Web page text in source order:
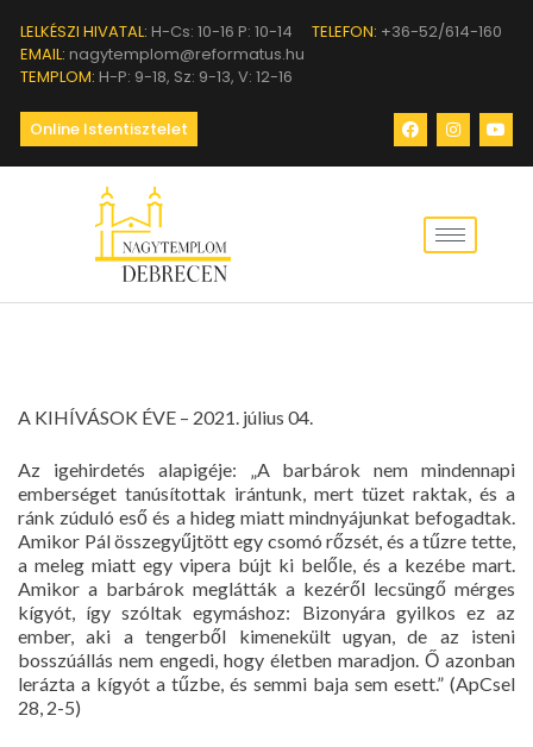
LELKÉSZI HIVATAL: H-Cs: 10-16 P: 10-14 TELEFON: +36-52/614-160
EMAIL: nagytemplom@reformatus.hu
TEMPLOM: H-P: 9-18, Sz: 9-13, V: 12-16
Online Istentisztelet
A KIHÍVÁSOK ÉVE – 2021. július 04.
Az igehirdetés alapigéje: „A barbárok nem mindennapi
emberséget tanúsítottak irántunk, mert tüzet raktak, és a
ránk zúduló eső és a hideg miatt mindnyájunkat befogadtak.
Amikor Pál összegyűjtött egy csomó rőzsét, és a tűzre tette,
a meleg miatt egy vipera bújt ki belőle, és a kezébe mart.
Amikor a barbárok meglátták a kezéről lecsüngő mérges
kígyót, így szóltak egymáshoz: Bizonyára gyilkos ez az
ember, aki a tengerből kimenekült ugyan, de az isteni
bosszúállás nem engedi, hogy életben maradjon. Ő azonban
lerázta a kígyót a tűzbe, és semmi baja sem esett.” (ApCsel
28, 2-5)